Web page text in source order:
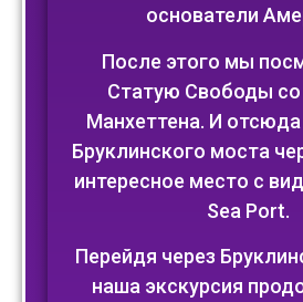
основатели
После этого мы
Статую Свободы
Манхеттена. И
Бруклинского моста
интересное место с
Sea Port.
Перейдя через
наша экскурсия